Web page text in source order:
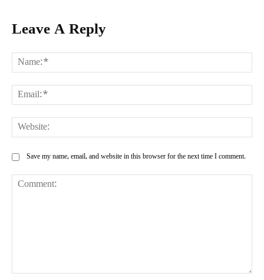
Leave A Reply
Save my name, email, and website in this browser for the next time I comment.